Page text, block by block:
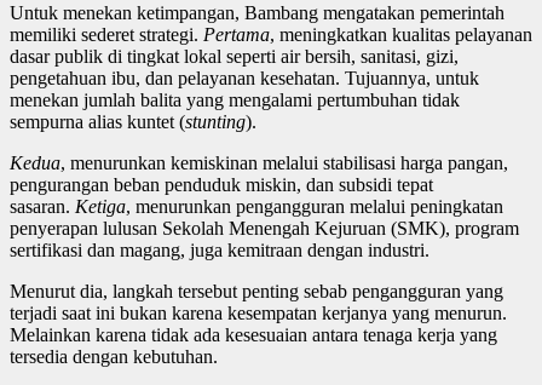
Untuk menekan ketimpangan, Bambang mengatakan pemerintah
memiliki sederet strategi. Pertama, meningkatkan kualitas pelayanan
dasar publik di tingkat lokal seperti air bersih, sanitasi, gizi,
pengetahuan ibu, dan pelayanan kesehatan. Tujuannya, untuk
menekan jumlah balita yang mengalami pertumbuhan tidak
sempurna alias kuntet (stunting).
Kedua, menurunkan kemiskinan melalui stabilisasi harga pangan,
pengurangan beban penduduk miskin, dan subsidi tepat
sasaran. Ketiga, menurunkan pengangguran melalui peningkatan
penyerapan lulusan Sekolah Menengah Kejuruan (SMK), program
sertifikasi dan magang, juga kemitraan dengan industri.
Menurut dia, langkah tersebut penting sebab pengangguran yang
terjadi saat ini bukan karena kesempatan kerjanya yang menurun.
Melainkan karena tidak ada kesesuaian antara tenaga kerja yang
tersedia dengan kebutuhan.